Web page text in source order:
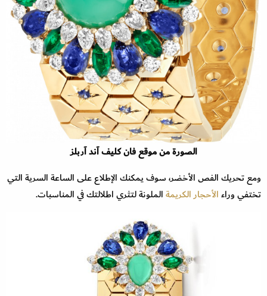
الصورة من موقع فان كليف آند آربلز
ومع تحريك الفص الأخضر، سوف يمكنك الإطلاع على الساعة السرية التي
تختفي وراءالأحجار الكريمةالملونة لتثري اطلالتك في المناسبات.